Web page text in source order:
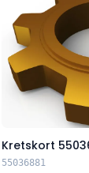
Kretskort
55036881